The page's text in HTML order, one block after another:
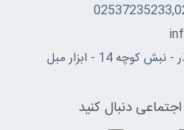
آدرس : قم - بلوار شهید دل آذر - نبش کوچه 14 - ابزار مبل
دنبال کنید